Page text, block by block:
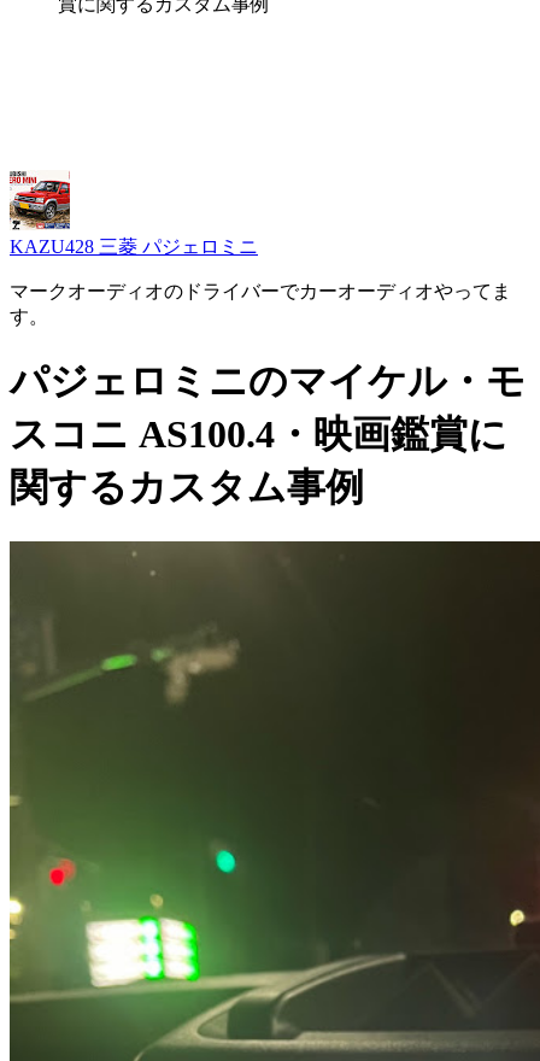
賞に関するカスタム事例
KAZU428 三菱 パジェロミニ
マークオーディオのドライバーでカーオーディオやってま
す。
パジェロミニのマイケル・モ
スコニ AS100.4・映画鑑賞に
関するカスタム事例